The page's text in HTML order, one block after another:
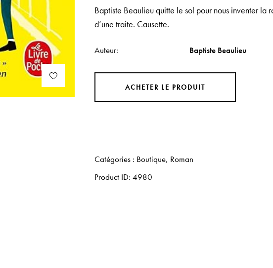
Baptiste Beaulieu quitte le sol pour nous inventer la
d’une traite. Causette.
Auteur Baptiste Beaulieu
ACHETER LE PRODUIT
Catégories : Boutique, Roman
Product ID:4980